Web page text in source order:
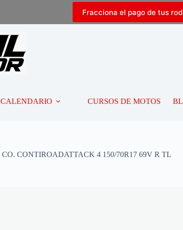
Fracciona el pago de tus
CALENDARIO CURSOS DE MOTOS
CO. CONTIROADATTACK 4 150/70R17 69V R TL